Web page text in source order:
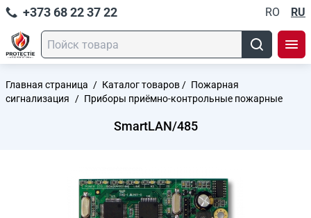
+373 68 22 37 22 RO RU
Главная страница / Каталог товаров / Пожарная
сигнализация
/ Приборы приёмно-контрольные пожарные
SmartLAN/485